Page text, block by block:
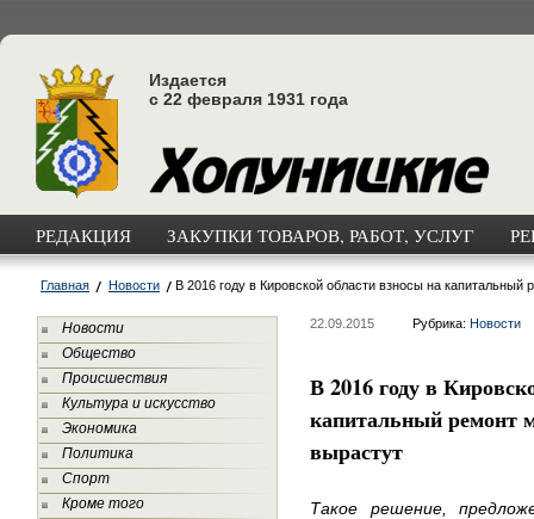
Издается
с 22 февраля 1931 года
РЕДАКЦИЯ ЗАКУПКИ ТОВАРОВ, РАБОТ, УСЛУГ
Главная Новости В 2016 году в Кировской области взносы на
Новости
Общество
Происшествия
Культура и искусство
Экономика
Политика
Спорт
Кроме того
22.09.2015 Рубрика: Новости
В 2016 году в
капитальный ремонт
вырастут
Такое решение,